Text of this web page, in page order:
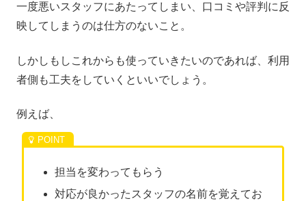
一度悪いスタッフにあたってしまい、口コミや評判に反
映してしまうのは仕方のないこと。
しかしもしこれからも使っていきたいのであれば、利用
者側も工夫をしていくといいでしょう。
例えば、
担当を変わってもらう
対応が良かったスタッフの名前を覚えてお